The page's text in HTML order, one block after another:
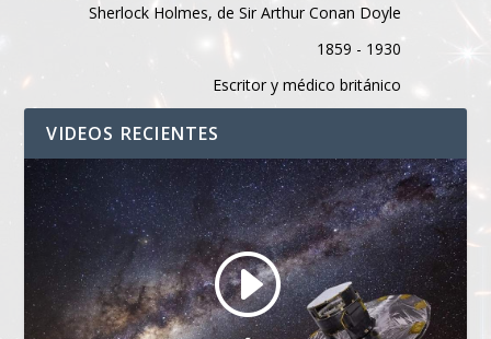
Sherlock Holmes, de Sir Arthur Conan Doyle
1859 - 1930
Escritor y médico británico
VIDEOS RECIENTES